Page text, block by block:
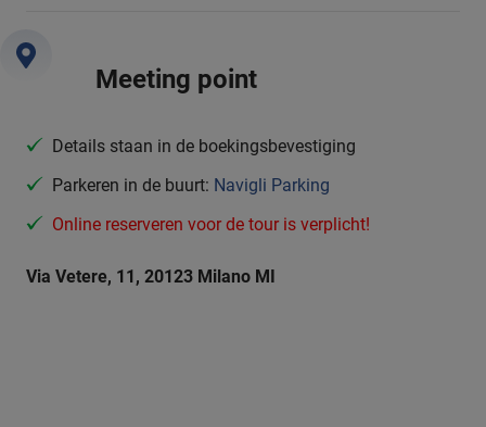
Meeting point
Details staan in de boekingsbevestiging
Parkeren in de buurt: Navigli Parking
Online reserveren voor de tour is verplicht!
Via Vetere, 11, 20123 Milano MI